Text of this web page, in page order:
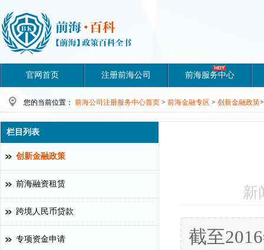
官网首页 注册前海公司 前海服务中心
您的当前位置： 前海公司注册服务中心首页 > 前海金融专区 > 创新金融政策>
新
截至
栏目列表
创新金融政策
前海融资租赁
跨境人民币贷款
专项资金申请